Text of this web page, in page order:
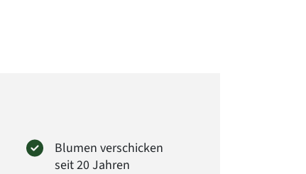
Blumen verschicken
seit 20 Jahren